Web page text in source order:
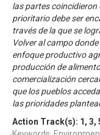
las partes coincidieron
prioritario debe ser
través de la que se
Volver al campo
enfoque productivo
producción de
comercialización
que los pueblos
las prioridades
Action Track(s): 1 , 3,